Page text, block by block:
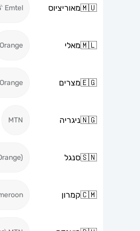
🇲🇺מאוריציוס Emtel
🇲🇱מאלי Orange
🇪🇬מצרים Orange
🇳🇬ניגריה MTN
🇸🇳סנגל
🇨🇲קמרון